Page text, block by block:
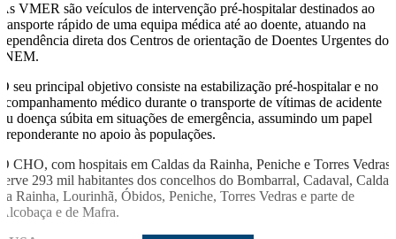
As VMER são veículos de intervenção pré-hospitalar destinados ao
transporte rápido de uma equipa médica até ao doente, atuando na
dependência direta dos Centros de orientação de Doentes Urgentes do
INEM.
O seu principal objetivo consiste na estabilização pré-hospitalar e no
acompanhamento médico durante o transporte de vítimas de acidente
ou doença súbita em situações de emergência, assumindo um papel
preponderante no apoio às populações.
O CHO, com hospitais em Caldas da Rainha, Peniche e Torres Vedras,
serve 293 mil habitantes dos concelhos do Bombarral, Cadaval, Caldas
da Rainha, Lourinhã, Óbidos, Peniche, Torres Vedras e parte de
Alcobaça e de Mafra.